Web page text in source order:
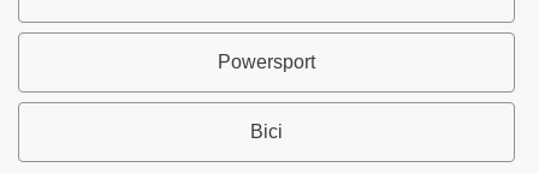
Powersport
Bici